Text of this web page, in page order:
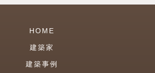
HOME
建築家
建築事例